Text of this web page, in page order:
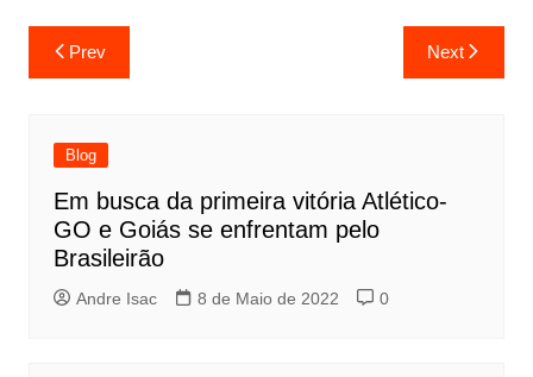
Prev Next
Blog
Em busca da primeira vitória Atlético-
GO e Goiás se enfrentam pelo
Brasileirão
Andre Isac 8 de Maio de 2022 0